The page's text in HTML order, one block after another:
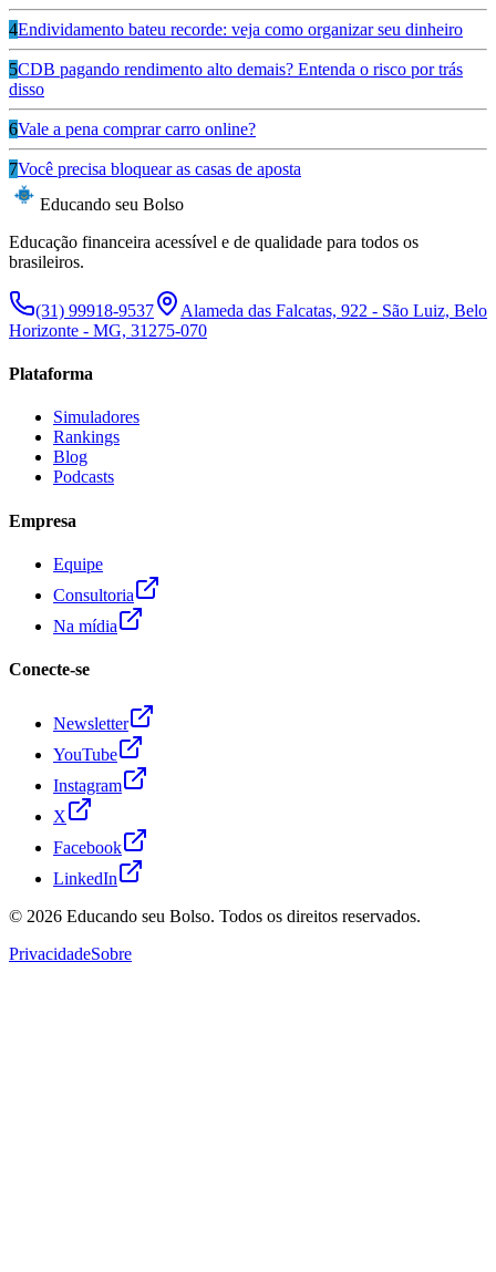
4Endividamento bateu recorde: veja como organizar seu dinheiro
5CDB pagando rendimento alto demais? Entenda o risco por trás
disso
6Vale a pena comprar carro online?
7Você precisa bloquear as casas de aposta
Educando seu Bolso
Educação financeira acessível e de qualidade para todos os
brasileiros.
(31) 99918-9537
Alameda das Falcatas, 922 - São Luiz, Belo
Horizonte - MG, 31275-070
Plataforma
Simuladores
Rankings
Blog
Podcasts
Empresa
Equipe
Consultoria
Na mídia
Conecte-se
Newsletter
YouTube
Instagram
X
Facebook
LinkedIn
© 2026 Educando seu Bolso. Todos os direitos reservados.
PrivacidadeSobre